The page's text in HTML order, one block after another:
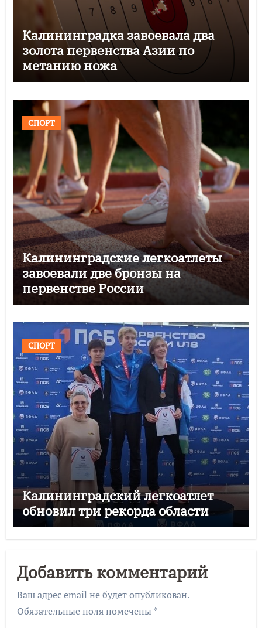
Калининградка завоевала два
золота первенства Азии по
метанию ножа
СПОРТ
Калининградские легкоатлеты
завоевали две бронзы на
первенстве России
СПОРТ
Калининградский легкоатлет
обновил три рекорда области
Добавить комментарий
Ваш адрес email не будет опубликован.
Обязательные поля помечены *